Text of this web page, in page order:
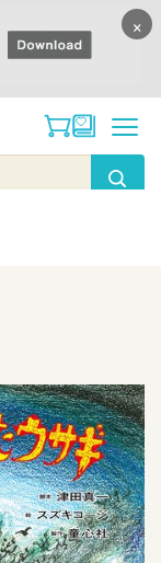
×